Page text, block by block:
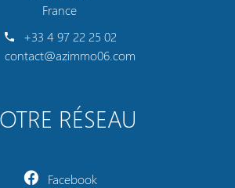
France
+33 4 97 22 25 02
contact@azimmo06.com
RÉSEAU
Facebook